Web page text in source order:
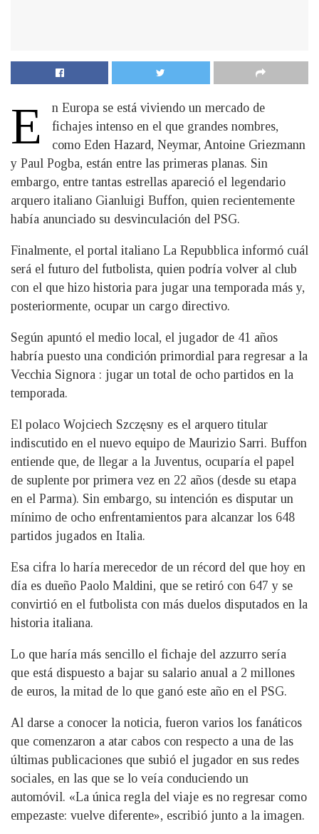
E
n Europa se está viviendo un mercado de
fichajes intenso en el que grandes nombres,
como Eden Hazard, Neymar, Antoine Griezmann
y Paul Pogba, están entre las primeras planas. Sin
embargo, entre tantas estrellas apareció el legendario
arquero italiano Gianluigi Buffon, quien recientemente
había anunciado su desvinculación del PSG.
Finalmente, el portal italiano La Repubblica informó cuál
será el futuro del futbolista, quien podría volver al club
con el que hizo historia para jugar una temporada más y,
posteriormente, ocupar un cargo directivo.
Según apuntó el medio local, el jugador de 41 años
habría puesto una condición primordial para regresar a la
Vecchia Signora : jugar un total de ocho partidos en la
temporada.
El polaco Wojciech Szczęsny es el arquero titular
indiscutido en el nuevo equipo de Maurizio Sarri. Buffon
entiende que, de llegar a la Juventus, ocuparía el papel
de suplente por primera vez en 22 años (desde su etapa
en el Parma). Sin embargo, su intención es disputar un
mínimo de ocho enfrentamientos para alcanzar los 648
partidos jugados en Italia.
Esa cifra lo haría merecedor de un récord del que hoy en
día es dueño Paolo Maldini, que se retiró con 647 y se
convirtió en el futbolista con más duelos disputados en la
historia italiana.
Lo que haría más sencillo el fichaje del azzurro sería
que está dispuesto a bajar su salario anual a 2 millones
de euros, la mitad de lo que ganó este año en el PSG.
Al darse a conocer la noticia, fueron varios los fanáticos
que comenzaron a atar cabos con respecto a una de las
últimas publicaciones que subió el jugador en sus redes
sociales, en las que se lo veía conduciendo un
automóvil. «La única regla del viaje es no regresar como
empezaste: vuelve diferente», escribió junto a la imagen.